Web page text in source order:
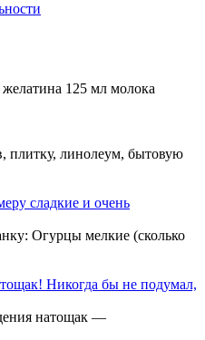
125 мл молока
плитку, линолеум, бытовую
сладкие и очень
Огурцы мелкие (сколько
Никогда бы не подумал,
натощак —